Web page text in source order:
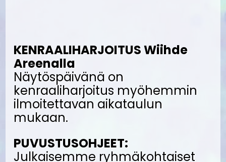
KENRAALIHARJOITUS Wiihde
Areenalla
Näytöspäivänä on
kenraaliharjoitus myöhemmin
ilmoitettavan aikataulun
mukaan.
PUVUSTUSOHJEET:
Julkaisemme ryhmäkohtaiset